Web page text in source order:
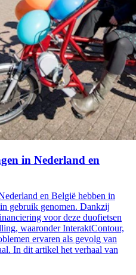
in Nederland en
en België hebben in
gebruik genomen. Dankzij
voor deze duofietsen
waaronder InteraktContour,
ervaren als gevolg van
In dit artikel het verhaal van